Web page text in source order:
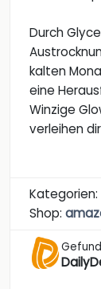
Durch
kalten
eine
Winzige
verleihen
Kategorien:
Shop: